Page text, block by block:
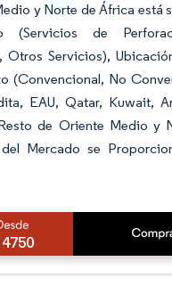
y Norte de África está
(Servicios de
Otros Servicios),
(Convencional, No
EAU, Qatar, Kuwait,
de Oriente Medio y
Mercado se
4750